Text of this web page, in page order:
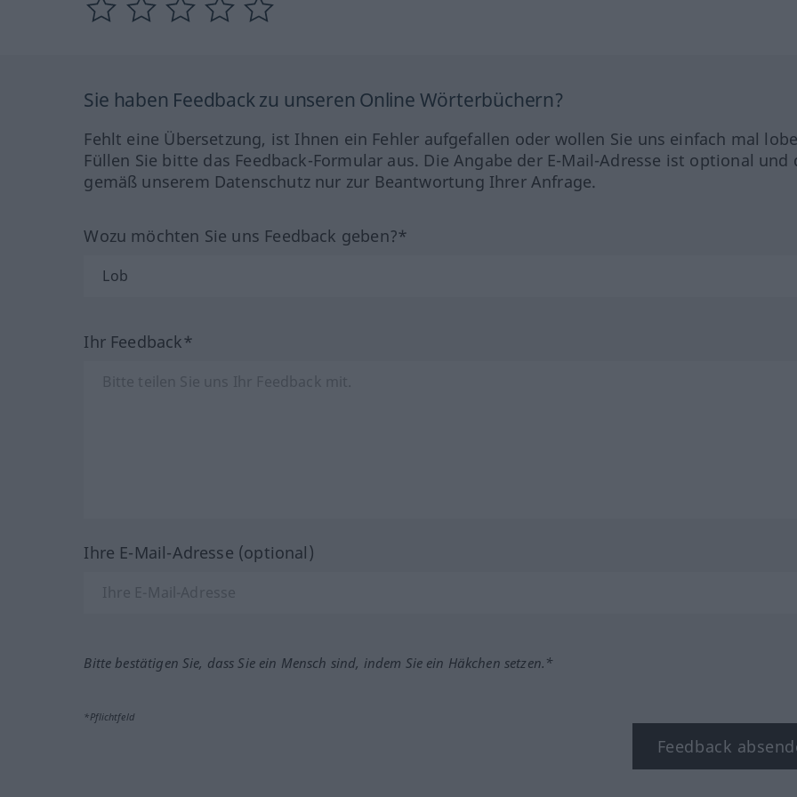
Sie haben Feedback zu unseren Online Wörterbüchern?
Fehlt eine Übersetzung, ist Ihnen ein Fehler aufgefallen oder wollen Sie uns einfach mal
Füllen Sie bitte das Feedback-Formular aus. Die Angabe der E-Mail-Adresse ist optional und
gemäß unserem Datenschutz nur zur Beantwortung Ihrer Anfrage.
Wozu möchten Sie uns Feedback geben?*
Ihr Feedback*
Ihre E-Mail-Adresse (optional)
Bitte bestätigen Sie, dass Sie ein Mensch sind, indem Sie ein Häkchen setzen.*
*Pflichtfeld
Feedback